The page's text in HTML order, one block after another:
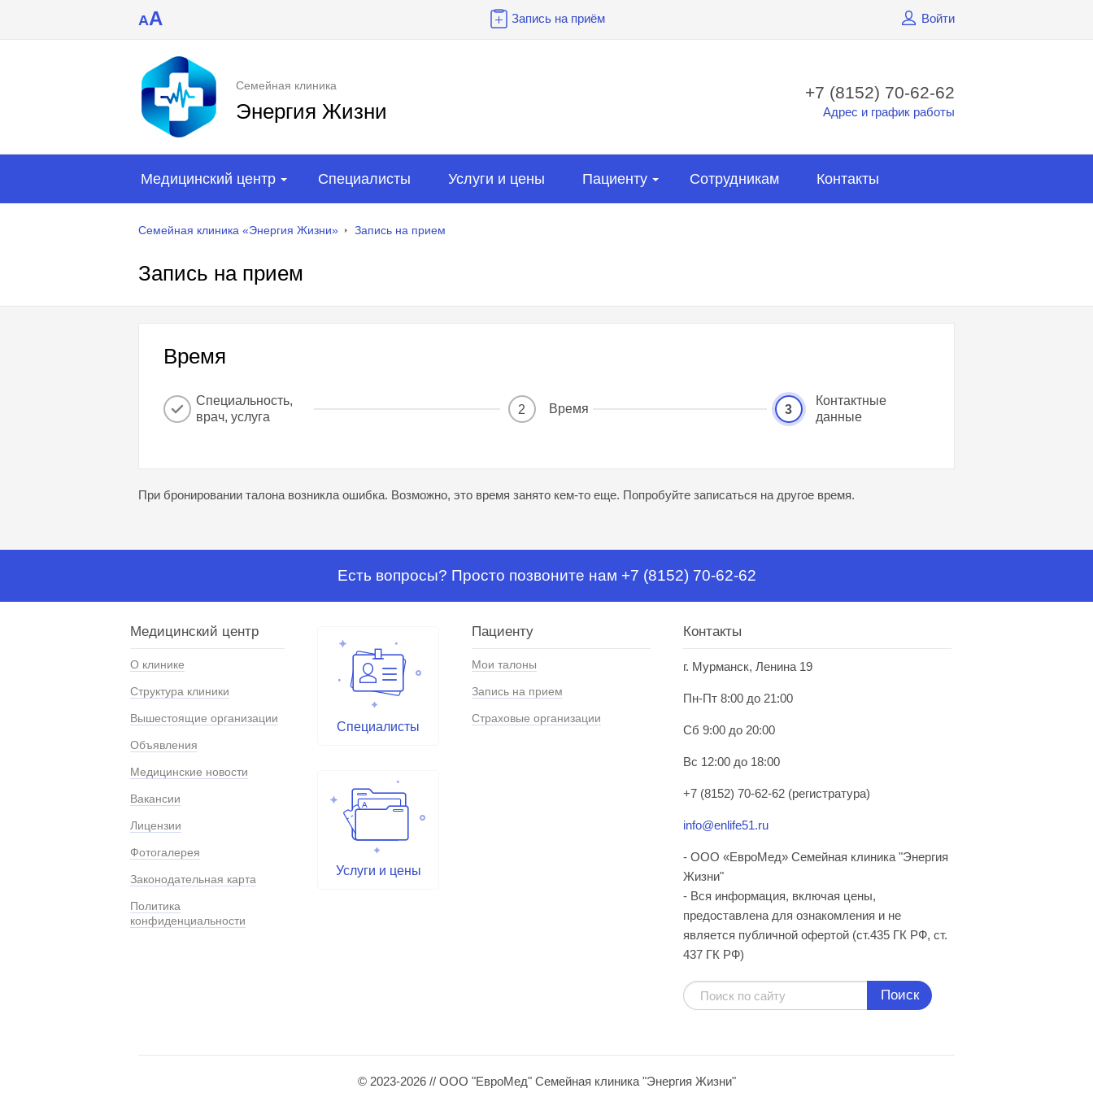
AA Запись на приём Войти
Семейная клиника
Энергия Жизни
+7 (8152) 70-62-62
Адрес и график работы
Медицинский центр Специалисты Услуги и цены Пациенту Сотрудникам Контакты
Семейная клиника «Энергия Жизни» Запись на прием
Запись на прием
Время
Специальность,
врач, услуга
2 Время 3
Контактные
данные
При бронировании талона возникла ошибка. Возможно, это время занято кем-то еще. Попробуйте записаться на другое время.
Есть вопросы? Просто позвоните нам +7 (8152) 70-62-62
Медицинский центр
О клинике
Структура клиники
Вышестоящие организации
Объявления
Медицинские новости
Вакансии
Лицензии
Фотогалерея
Законодательная карта
Политика
конфиденциальности
Специалисты
Услуги и цены
Пациенту
Мои талоны
Запись на прием
Страховые организации
Контакты
г. Мурманск, Ленина 19
Пн-Пт 8:00 до 21:00
Сб 9:00 до 20:00
Вс 12:00 до 18:00
+7 (8152) 70-62-62 (регистратура)
info@enlife51.ru
- ООО «ЕвроМед» Семейная клиника "Энергия
Жизни"
- Вся информация, включая цены,
предоставлена для ознакомления и не
является публичной офертой (ст.435 ГК РФ, cт.
437 ГК РФ)
Поиск
© 2023-2026 // ООО "ЕвроМед" Семейная клиника "Энергия Жизни"